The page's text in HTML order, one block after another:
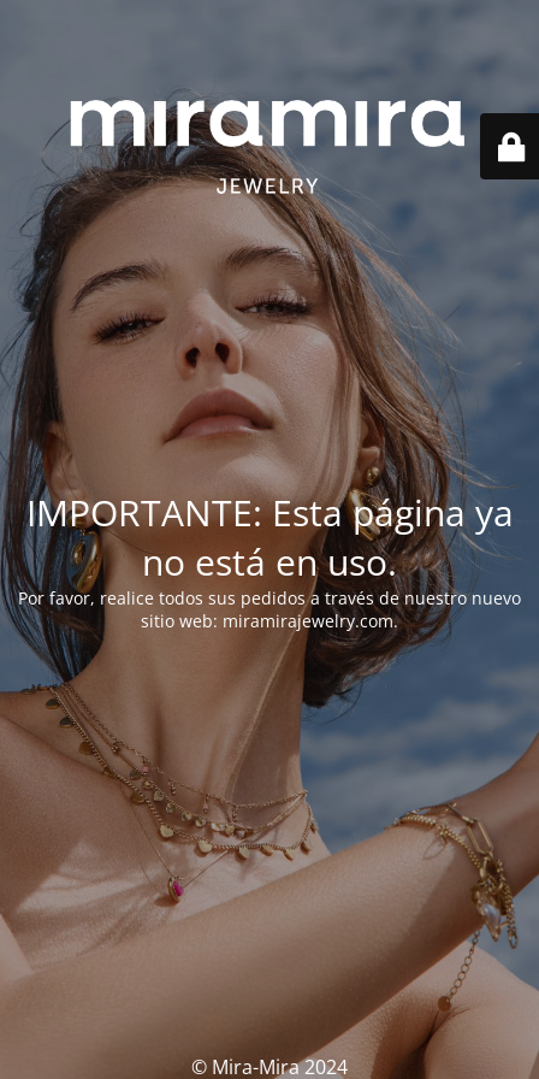
IMPORTANTE: Esta página ya
no está en uso.
Por favor, realice todos sus pedidos a través de nuestro nuevo
sitio web: miramirajewelry.com.
© Mira-Mira 2024